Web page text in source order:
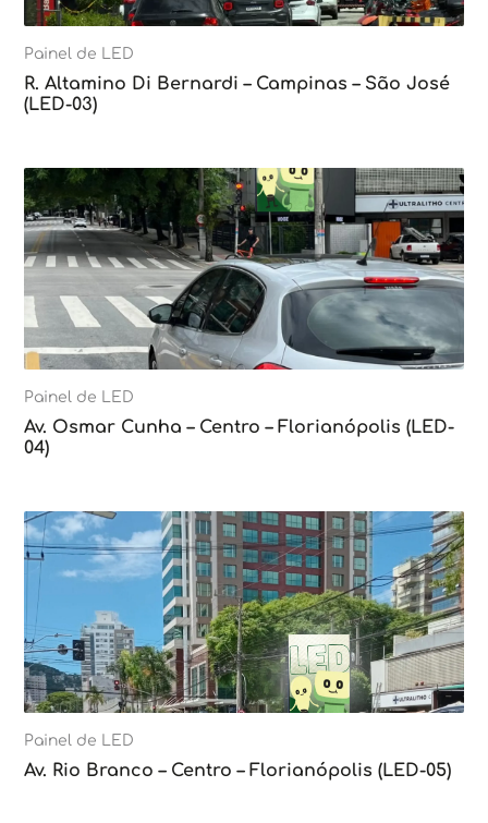
Painel de LED
R. Altamino Di Bernardi – Campinas – São José
(LED-03)
Painel de LED
Av. Osmar Cunha – Centro – Florianópolis (LED-
04)
Painel de LED
Av. Rio Branco – Centro – Florianópolis (LED-05)